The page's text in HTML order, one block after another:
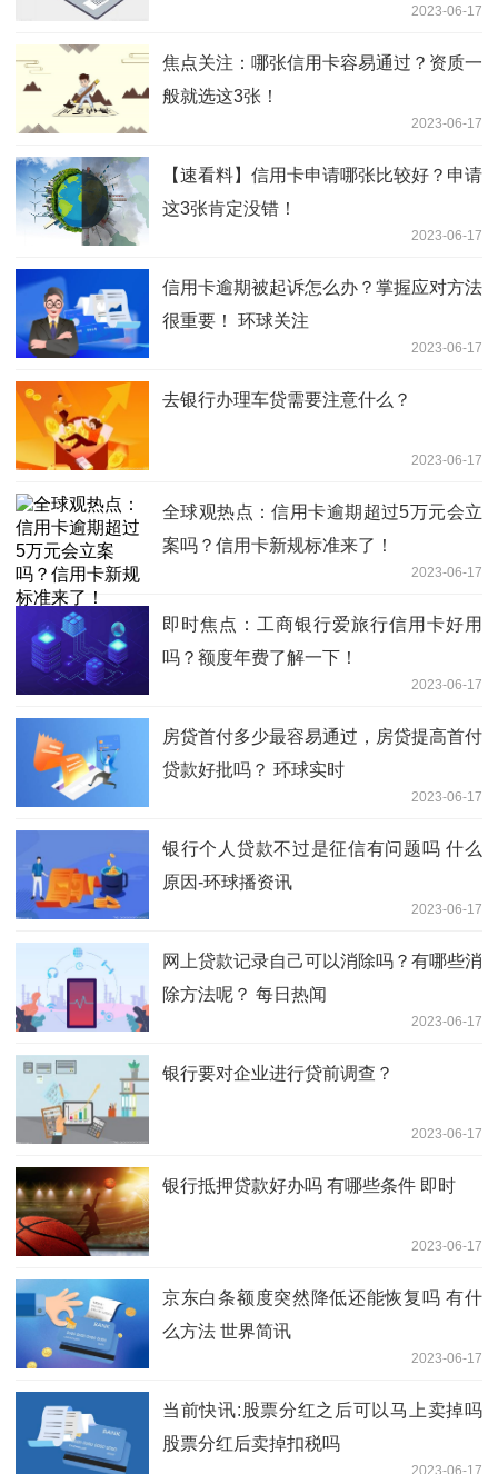
2023-06-17
焦点关注：哪张信用卡容易通过？资质一
般就选这3张！
2023-06-17
【速看料】信用卡申请哪张比较好？申请
这3张肯定没错！
2023-06-17
信用卡逾期被起诉怎么办？掌握应对方法
很重要！ 环球关注
2023-06-17
去银行办理车贷需要注意什么？
2023-06-17
全球观热点：信用卡逾期超过5万元会立
案吗？信用卡新规标准来了！
2023-06-17
即时焦点：工商银行爱旅行信用卡好用
吗？额度年费了解一下！
2023-06-17
房贷首付多少最容易通过，房贷提高首付
贷款好批吗？ 环球实时
2023-06-17
银行个人贷款不过是征信有问题吗 什么
原因-环球播资讯
2023-06-17
网上贷款记录自己可以消除吗？有哪些消
除方法呢？ 每日热闻
2023-06-17
银行要对企业进行贷前调查？
2023-06-17
银行抵押贷款好办吗 有哪些条件 即时
2023-06-17
京东白条额度突然降低还能恢复吗 有什
么方法 世界简讯
2023-06-17
当前快讯:股票分红之后可以马上卖掉吗
股票分红后卖掉扣税吗
2023-06-17